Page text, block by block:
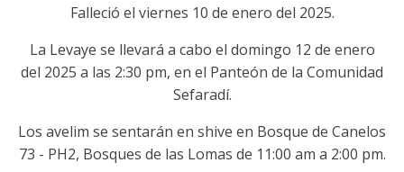
Falleció el viernes 10 de enero del 2025.
La Levaye se llevará a cabo el domingo 12 de enero
del 2025 a las 2:30 pm, en el Panteón de la Comunidad
Sefaradí.
Los avelim se sentarán en shive en Bosque de Canelos
73 - PH2, Bosques de las Lomas de 11:00 am a 2:00 pm.